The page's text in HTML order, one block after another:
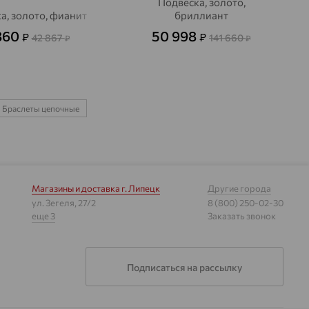
золото, фианит
₽ 42 867₽
бриллиант
50 998 ₽ 141 660₽
Браслеты цепочные
Магазины и доставка г. Липецк
ул. Зегеля, 27/2
еще 3
Другие города
8 (800) 250-02-30
Заказать звонок
Подписаться на рассылку